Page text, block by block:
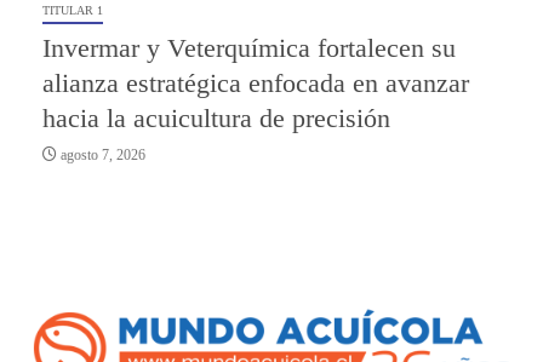
TITULAR 1
Invermar y Veterquímica fortalecen su
alianza estratégica enfocada en avanzar
hacia la acuicultura de precisión
agosto 7, 2026